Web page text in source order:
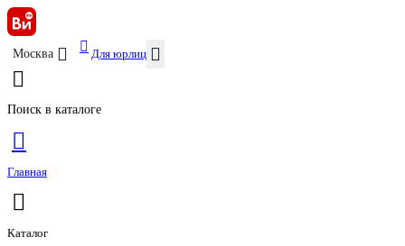
Москва Для юрлиц
Поиск в каталоге
Главная
Каталог